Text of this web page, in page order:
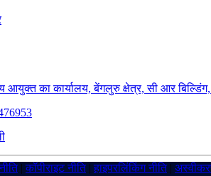
का कार्यालय, बेंगलुरु क्षेत्र, सी आर
|कॉपीराइट नीति|हाइपरलिंकिंग नीति|